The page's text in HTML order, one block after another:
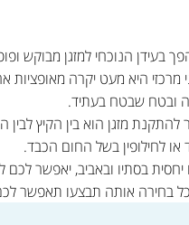
הפך בעידן הנוכחי למזגן
מרכזי היא מעט יקרה מאופציות
ובטח שבטח בעתיד.
להתקנת מזגן הוא בין הקיץ
לחילופין בשל החום הכבד.
יחסית בסתיו ובאביב, יאפשר
בחירה אותה תבצעו תאפשר לכם